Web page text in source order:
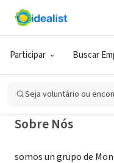
Participar Buscar
Seja voluntário ou
ONG (SETOR SOCIAL)
vecinos
Sobre Nós
somos un grupo de